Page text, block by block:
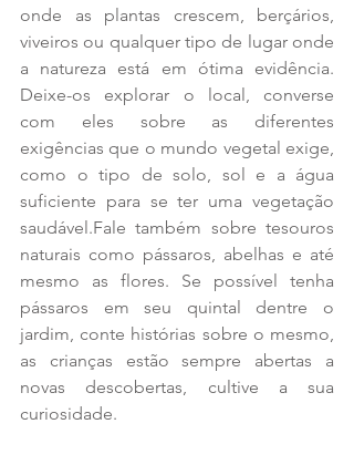
onde as plantas crescem, berçários,
viveiros ou qualquer tipo de lugar onde
a natureza está em ótima evidência.
Deixe-os explorar o local, converse
com eles sobre as diferentes
exigências que o mundo vegetal exige,
como o tipo de solo, sol e a água
suficiente para se ter uma vegetação
saudável.Fale também sobre tesouros
naturais como pássaros, abelhas e até
mesmo as flores. Se possível tenha
pássaros em seu quintal dentre o
jardim, conte histórias sobre o mesmo,
as crianças estão sempre abertas a
novas descobertas, cultive a sua
curiosidade.